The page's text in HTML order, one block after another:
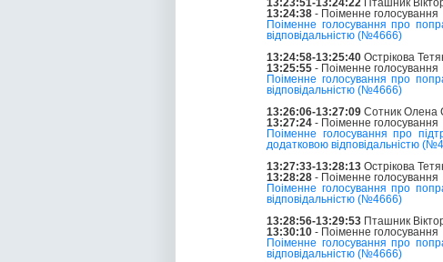
13:23:51-13:24:22 Пташник
13:24:38 - Поіменне голосування
Поіменне голосування про
відповідальністю (№4666)
13:24:58-13:25:40 Острікова
13:25:55 - Поіменне голосування
Поіменне голосування про
відповідальністю (№4666)
13:26:06-13:27:09 Сотник Олена
13:27:24 - Поіменне голосування
Поіменне голосування про
додатковою відповідальністю
13:27:33-13:28:13 Острікова
13:28:28 - Поіменне голосування
Поіменне голосування про
відповідальністю (№4666)
13:28:56-13:29:53 Пташник
13:30:10 - Поіменне голосування
Поіменне голосування про
відповідальністю (№4666)